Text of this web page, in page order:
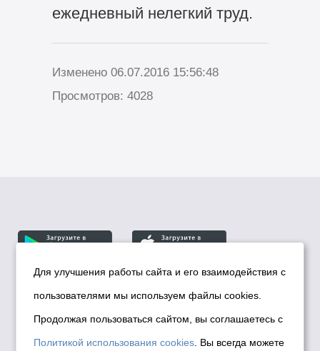
ежедневный нелегкий труд.
Изменено 06.07.2016 15:56:48
Просмотров: 4028
© Департамент информационной политики мэрии
города Новосибирска, 2026
Политика использования Cookies
Для улучшения работы сайта и его взаимодействия с
пользователями мы используем файлы cookies.
Продолжая пользоваться сайтом, вы соглашаетесь с
Политикой использования cookies . Вы всегда можете